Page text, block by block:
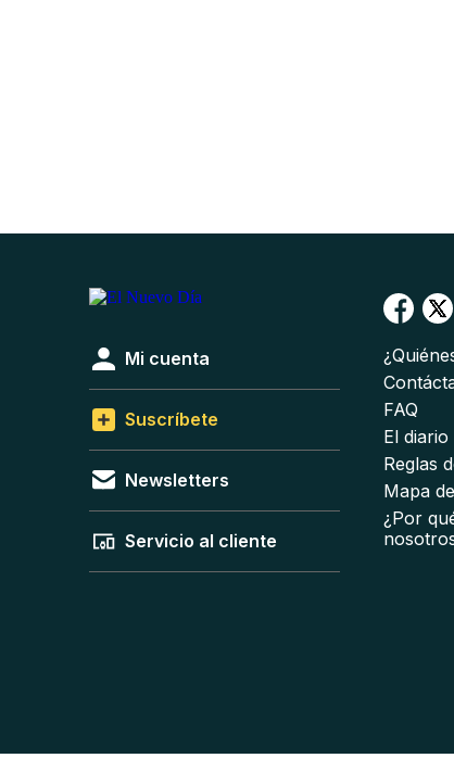
Mi cuenta
Suscríbete
Newsletters
Servicio al cliente
FAQ
El
Reglas
Mapa
¿Por